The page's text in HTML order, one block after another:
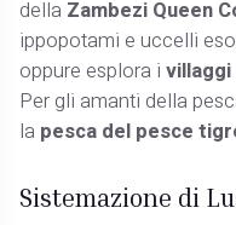
della Zambezi Queen
ippopotami e uccelli
oppure esplora i
Per gli amanti della
la pesca del pesce
Sistemazione di